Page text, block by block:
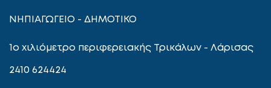
ΝΗΠΙΑΓΩΓΕΙΟ - ΔΗΜΟΤΙΚΟ
1ο χιλιόμετρο περιφερειακής Τρικάλων - Λάρισας
2410 624424